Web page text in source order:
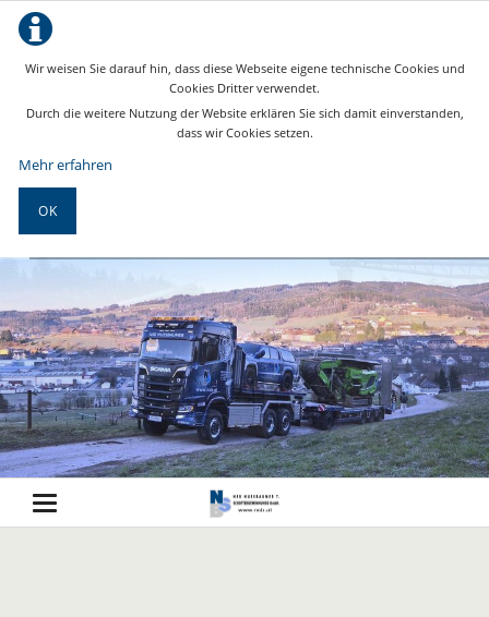
Wir weisen Sie darauf hin, dass diese Webseite eigene technische Cookies und
Cookies Dritter verwendet.
Durch die weitere Nutzung der Website erklären Sie sich damit einverstanden,
dass wir Cookies setzen.
Mehr erfahren
OK